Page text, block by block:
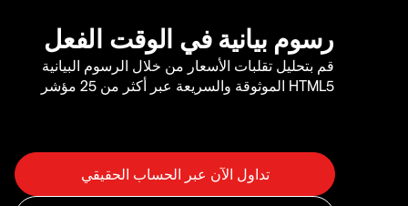
رسوم بيانية في الوقت الفعل
قم بتحليل تقلبات الأسعار من خلال الرسوم البيانية
HTML5 الموثوقة والسريعة عبر أكثر من 25 مؤشر